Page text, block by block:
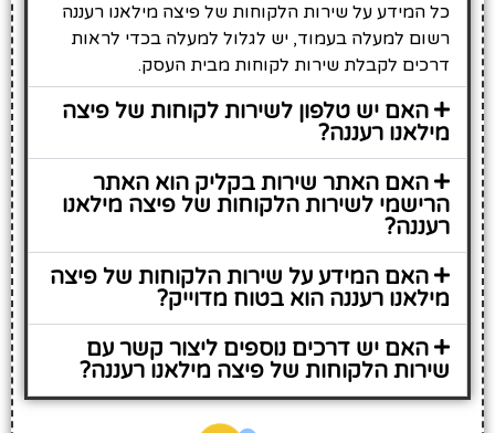
כל המידע על שירות הלקוחות של פיצה מילאנו רעננה
רשום למעלה בעמוד, יש לגלול למעלה בכדי לראות
דרכים לקבלת שירות לקוחות מבית העסק.
האם יש טלפון לשירות לקוחות של פיצה
מילאנו רעננה?
האם האתר שירות בקליק הוא האתר
הרישמי לשירות הלקוחות של פיצה מילאנו
רעננה?
האם המידע על שירות הלקוחות של פיצה
מילאנו רעננה הוא בטוח מדוייק?
האם יש דרכים נוספים ליצור קשר עם
שירות הלקוחות של פיצה מילאנו רעננה?